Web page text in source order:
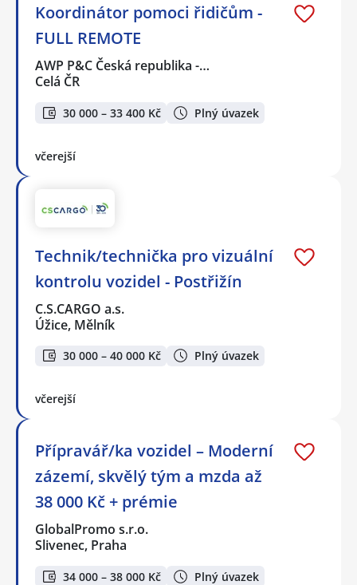
Koordinátor pomoci řidičům -
FULL REMOTE
AWP P&C Česká republika -…
Celá ČR
30 000 – 33 400 Kč Plný úvazek
včerejší
Technik/technička pro vizuální
kontrolu vozidel - Postřižín
C.S.CARGO a.s.
Úžice, Mělník
30 000 – 40 000 Kč Plný úvazek
včerejší
Přípravář/ka vozidel – Moderní
zázemí, skvělý tým a mzda až
38 000 Kč + prémie
GlobalPromo s.r.o.
Slivenec, Praha
34 000 – 38 000 Kč
Plný úvazek